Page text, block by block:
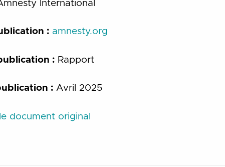
International
: amnesty.org
: Rapport
: Avril 2025
document original